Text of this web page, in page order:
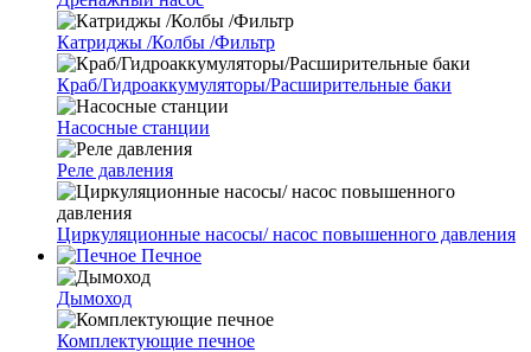
Катриджы /Колбы /Фильтр
Краб/Гидроаккумуляторы/Расширительные баки
Насосные станции
Реле давления
Циркуляционные насосы/ насос повышенного давления
Печное
Дымоход
Комплектующие печное